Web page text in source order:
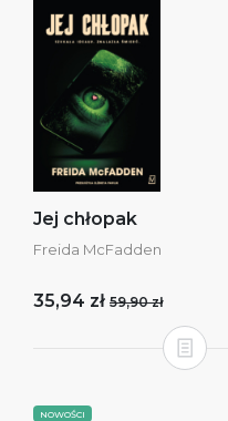
Jej chłopak
Freida McFadden
35,94 zł 59,90 zł
NOWOŚCI